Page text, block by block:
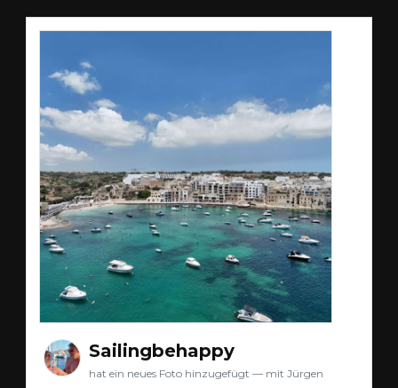
Sailingbehappy
hat ein neues Foto hinzugefügt — mit Jürgen